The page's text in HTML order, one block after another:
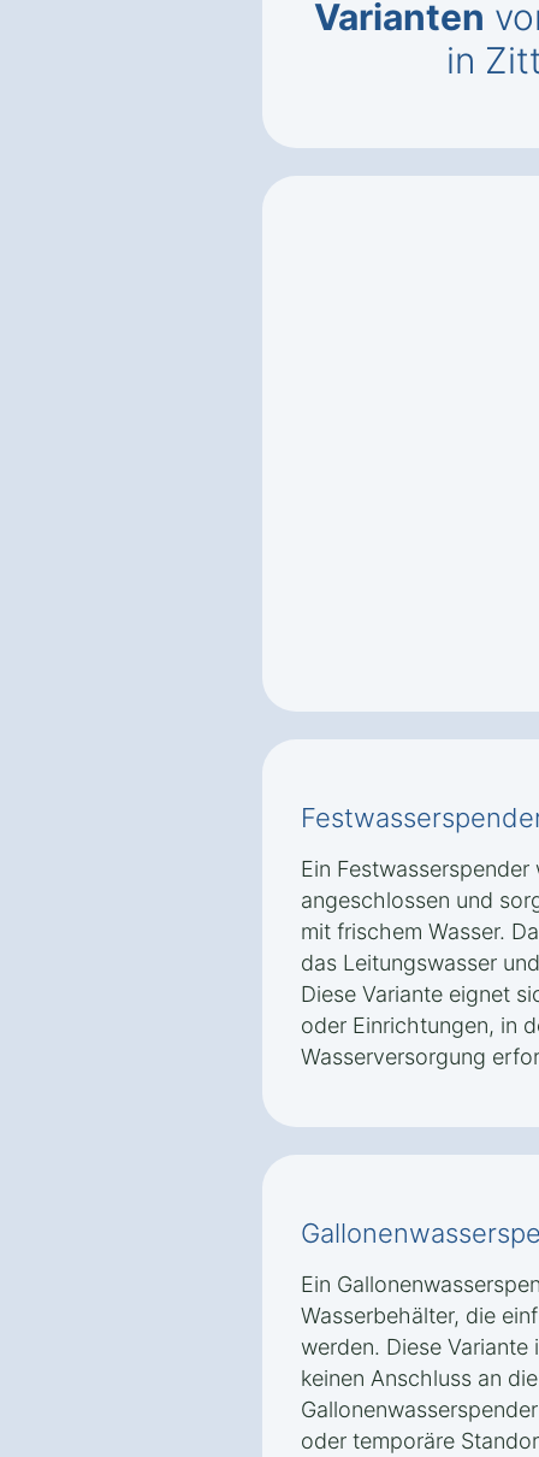
Varianten
in
Ein
angeschlossen und
mit frischem Wasser.
das Leitungswasser
Diese Variante eignet
oder Einrichtungen, in
Wasserversorgung
Ein
Wasserbehälter, die
werden. Diese
keinen Anschluss an
oder temporäre